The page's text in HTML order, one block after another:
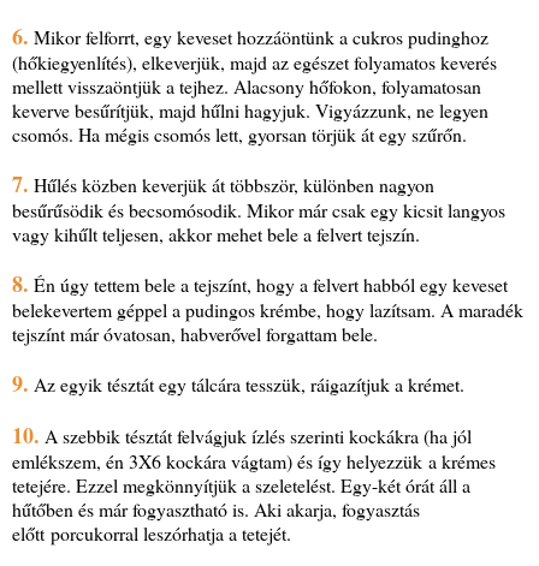
6. Mikor felforrt, egy keveset hozzáöntünk a cukros pudinghoz
(hőkiegyenlítés), elkeverjük, majd az egészet folyamatos keverés
mellett visszaöntjük a tejhez. Alacsony hőfokon, folyamatosan
keverve besűrítjük, majd hűlni hagyjuk. Vigyázzunk, ne legyen
csomós. Ha mégis csomós lett, gyorsan törjük át egy szűrőn.
7. Hűlés közben keverjük át többször, különben nagyon
besűrűsödik és becsomósodik. Mikor már csak egy kicsit langyos
vagy kihűlt teljesen, akkor mehet bele a felvert tejszín.
8. Én úgy tettem bele a tejszínt, hogy a felvert habból egy keveset
belekevertem géppel a pudingos krémbe, hogy lazítsam. A maradék
tejszínt már óvatosan, habverővel forgattam bele.
9. Az egyik tésztát egy tálcára tesszük, ráigazítjuk a krémet.
10. A szebbik tésztát felvágjuk ízlés szerinti kockákra (ha jól
emlékszem, én 3X6 kockára vágtam) és így helyezzük a krémes
tetejére. Ezzel megkönnyítjük a szeletelést. Egy-két órát áll a
hűtőben és már fogyasztható is. Aki akarja, fogyasztás
előtt porcukorral leszórhatja a tetejét.